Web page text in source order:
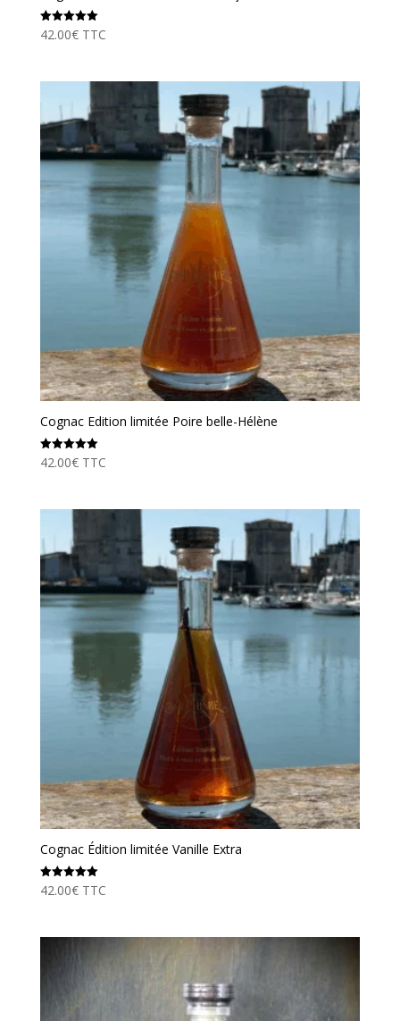
Note
5.00
42.00€ TTC
Cognac Edition limitée Poire belle-Hélène
Note
5.00
42.00€ TTC
Cognac Édition limitée Vanille Extra
Note
5.00
42.00€ TTC